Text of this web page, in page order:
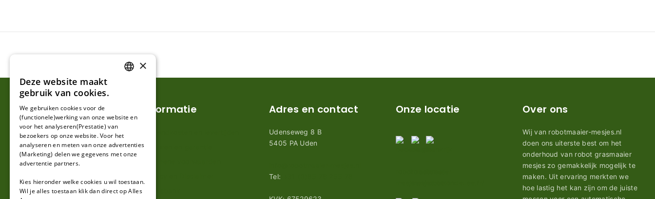
Klantenservice
Mijn account
Klantenservice
Contact
Informatie
Retouren en garantie
Adres en contact
Udenseweg 8 B
5405 PA Uden
Tel:
Onze locatie Over ons
Wij van robotmaaier-mesjes.nl
doen ons uiterste best om het
onderhoud van robot grasmaaier
mesjes zo gemakkelijk mogelijk te
maken. Uit ervaring merkten we
hoe lastig het kan zijn om de juiste
GERMAN
×
Deze website maakt
gebruik van cookies.
We gebruiken cookies voor de
(functionele)werking van onze website en
voor het analyseren(Prestatie) van
bezoekers op onze website. Voor het
analyseren en meten van onze advertenties
(Marketing) delen we gegevens met onze
advertentie partners.
Kies hieronder welke cookies u wil toestaan.
Wil je alles toestaan klik dan direct op Alles